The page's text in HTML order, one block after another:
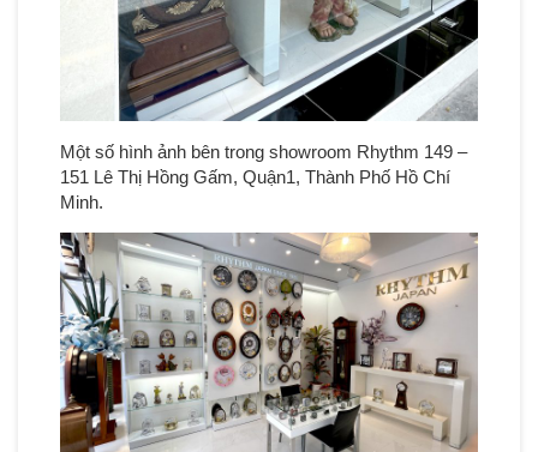
Một số hình ảnh bên trong showroom Rhythm 149 –
151 Lê Thị Hồng Gấm, Quận1, Thành Phố Hồ Chí
Minh.